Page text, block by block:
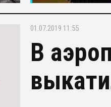
01.07.2019 11:55
В